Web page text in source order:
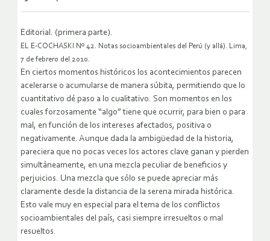
Editorial. (primera parte).
EL E-COCHASKI Nº 42. Notas socioambientales del Perú (y allá). Lima,
7 de febrero del 2010.
En ciertos momentos históricos los acontecimientos parecen
acelerarse o acumularse de manera súbita, permitiendo que lo
cuantitativo dé paso a lo cualitativo. Son momentos en los
cuales forzosamente “algo” tiene que ocurrir, para bien o para
mal, en función de los intereses afectados, positiva o
negativamente. Aunque dada la ambigüedad de la historia,
pareciera que no pocas veces los actores clave ganan y pierden
simultáneamente, en una mezcla peculiar de beneficios y
perjuicios. Una mezcla que sólo se puede apreciar más
claramente desde la distancia de la serena mirada histórica.
Esto vale muy en especial para el tema de los conflictos
socioambientales del país, casi siempre irresueltos o mal
resueltos.